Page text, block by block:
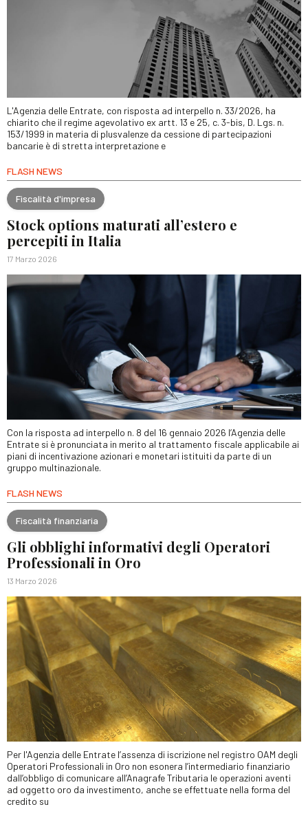
L'Agenzia delle Entrate, con risposta ad interpello n. 33/2026, ha
chiarito che il regime agevolativo ex artt. 13 e 25, c. 3-bis, D. Lgs. n.
153/1999 in materia di plusvalenze da cessione di partecipazioni
bancarie è di stretta interpretazione e
FLASH NEWS
Fiscalità d'impresa
Stock options maturati all’estero e
percepiti in Italia
17 Marzo 2026
Con la risposta ad interpello n. 8 del 16 gennaio 2026 l’Agenzia delle
Entrate si è pronunciata in merito al trattamento fiscale applicabile ai
piani di incentivazione azionari e monetari istituiti da parte di un
gruppo multinazionale.
FLASH NEWS
Fiscalità finanziaria
Gli obblighi informativi degli Operatori
Professionali in Oro
13 Marzo 2026
Per l'Agenzia delle Entrate l’assenza di iscrizione nel registro OAM degli
Operatori Professionali in Oro non esonera l’intermediario finanziario
dall’obbligo di comunicare all’Anagrafe Tributaria le operazioni aventi
ad oggetto oro da investimento, anche se effettuate nella forma del
credito su